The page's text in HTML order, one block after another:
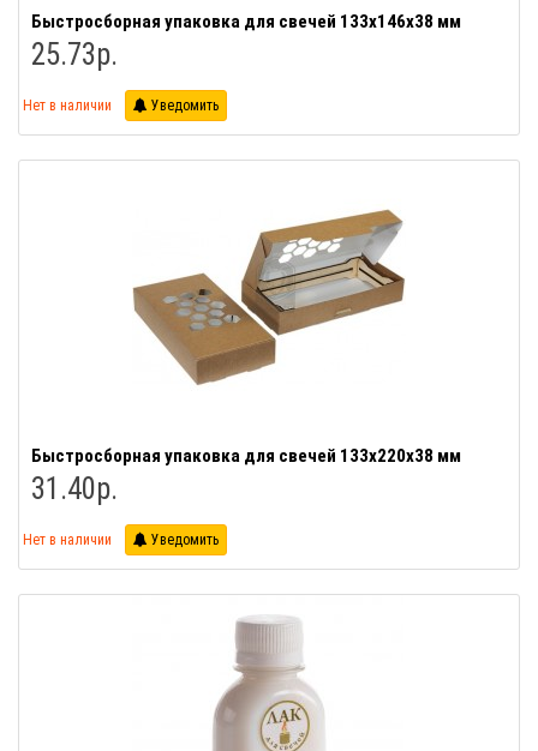
Быстросборная упаковка для свечей 133х146х38 мм
25.73р.
Нет в наличии Уведомить
Быстросборная упаковка для свечей 133х220х38 мм
31.40р.
Нет в наличии Уведомить